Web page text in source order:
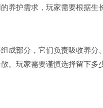
养护需求，玩家需要根据生
成部分，它们负责吸收养
。玩家需要谨慎选择留下多